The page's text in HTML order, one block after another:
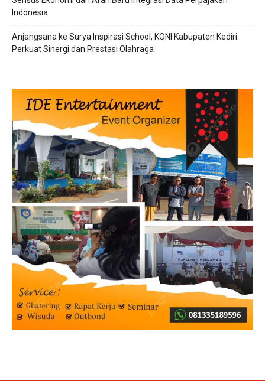
Indonesia
Anjangsana ke Surya Inspirasi School, KONI Kabupaten Kediri
Perkuat Sinergi dan Prestasi Olahraga